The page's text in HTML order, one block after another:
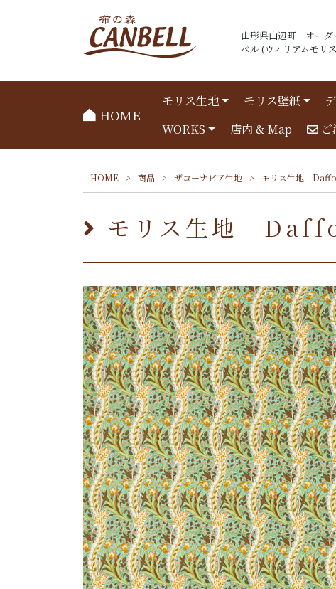
山形県山辺町 オーダ
ベル (ウィリアムモリ
HOME
モリス生地 モリス壁紙
WORKS
店内 & Map ご
HOME > 商品 > ザコーナビア生地 > モリス生地
モリス生地